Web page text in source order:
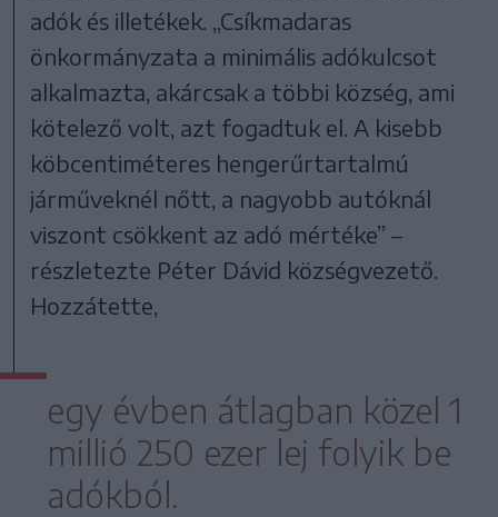
adók és illetékek. „Csíkmadaras
önkormányzata a minimális adókulcsot
alkalmazta, akárcsak a többi község, ami
kötelező volt, azt fogadtuk el. A kisebb
köbcentiméteres hengerűrtartalmú
járműveknél nőtt, a nagyobb autóknál
viszont csökkent az adó mértéke” –
részletezte Péter Dávid községvezető.
Hozzátette,
egy évben átlagban közel 1
millió 250 ezer lej folyik be
adókból.